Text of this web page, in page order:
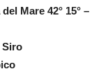
Mare 42° 15° –
Siro